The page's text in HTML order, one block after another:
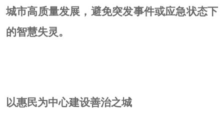
城市高质量发展，避免突发事件或应急状态下
的智慧失灵。
以惠民为中心建设善治之城